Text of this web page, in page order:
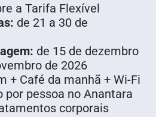
a Tarifa Flexível
de 21 a 30 de
de 15 de dezembro
de 2026
+ Café da manhã + Wi-Fi
por pessoa no Anantara
corporais